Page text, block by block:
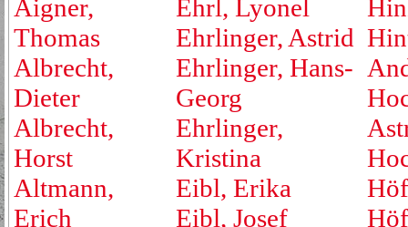
Aigner,
Thomas
Albrecht,
Dieter
Albrecht,
Horst
Altmann,
Erich
Ehrl, Lyonel
Ehrlinger, Astrid
Ehrlinger, Hans-
Georg
Ehrlinger,
Kristina
Eibl, Erika
Eibl, Josef